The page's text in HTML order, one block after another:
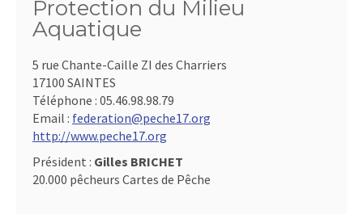
Protection du Milieu
Aquatique
5 rue Chante-Caille ZI des Charriers
17100 SAINTES
Téléphone : 05.46.98.98.79
Email : federation@peche17.org
http://www.peche17.org
Président : Gilles BRICHET
20.000 pêcheurs Cartes de Pêche